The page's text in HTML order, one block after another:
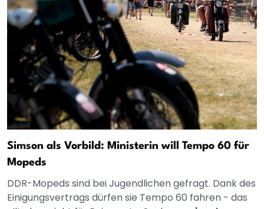
Simson als Vorbild: Ministerin will Tempo 60 für
Mopeds
DDR-Mopeds sind bei Jugendlichen gefragt. Dank des
Einigungsvertrags dürfen sie Tempo 60 fahren - das